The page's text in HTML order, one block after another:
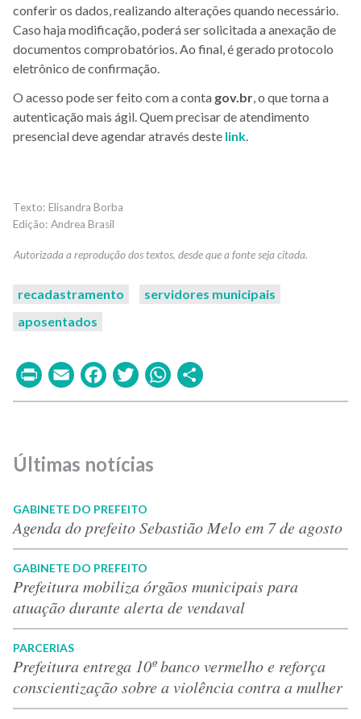
conferir os dados, realizando alterações quando necessário.
Caso haja modificação, poderá ser solicitada a anexação de
documentos comprobatórios. Ao final, é gerado protocolo
eletrônico de confirmação.
O acesso pode ser feito com a conta gov.br , o que torna a
autenticação mais ágil. Quem precisar de atendimento
presencial deve agendar através deste link
Elisandra Borba
Andrea Brasil
recadastramento
servidores municipais
aposentados
PrintEmailFacebook
TwitterWhatsApp
Últimas notícias
GABINETE DO PREFEITO
Agenda do prefeito Sebastião Melo em 7 de agosto
GABINETE DO PREFEITO
Prefeitura mobiliza órgãos municipais para
atuação durante alerta de vendaval
PARCERIAS
Prefeitura entrega 10º banco vermelho e reforça
conscientização sobre a violência contra a mulher